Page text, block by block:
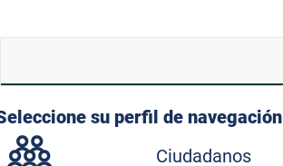
su perfil de navegación
Ciudadanos